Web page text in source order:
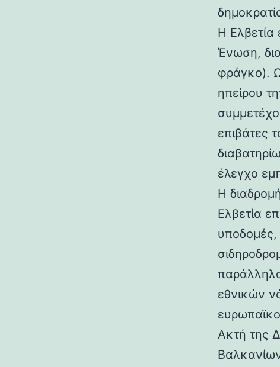
Η Ελβετία
Ένωση,
φράγκο).
ηπείρου
επιβάτες
έλεγχο
Η
Ελβετία
υποδομές,
εθνικών
Ακτή της